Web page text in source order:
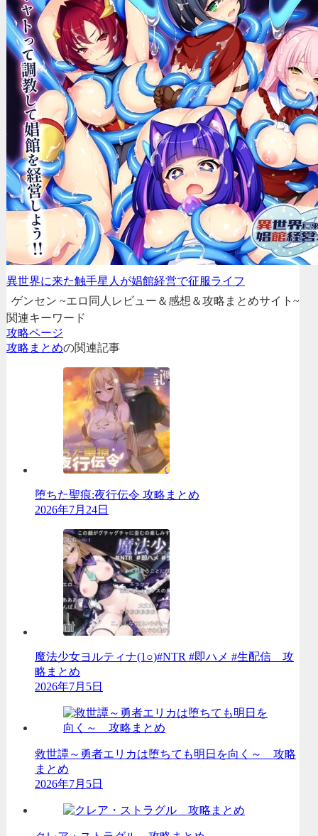
異世界に来た触手星人が娼館経営で征服ライフ
ゲンセン ~エロ同人レビュー＆感想＆攻略まとめサイト~
関連キーワード
攻略ページ
攻略まとめの関連記事
堕ちた聖痕:夜行伝令 攻略まとめ
2026年7月24日
魔法少女ヨルティナ(1○)#NTR #即ハメ #生配信 攻
略まとめ
2026年7月5日
救世譚～勇者エリカは堕ちても明日を向く～ 攻略
まとめ
2026年7月5日